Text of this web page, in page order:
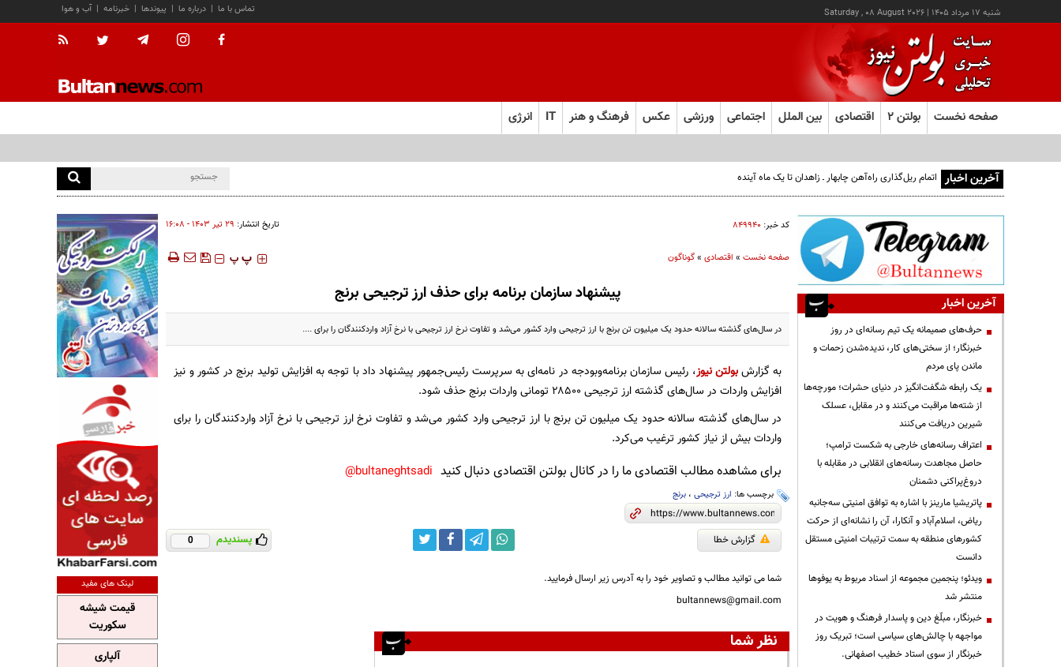
شنبه ۱۷ مرداد ۱۴۰۵ |
Saturday , 08 August 2026 آب و هوا | خبرنامه | پیوندها | درباره ما | تماس با ما
صفحه نخست بولتن ۲ اقتصادی بین الملل اجتماعی ورزشی عکس فرهنگ و هنر IT انرژی
آخرین اخبار اتمام ریل‌گذاری راه‌آهن چابهار ـ زاهدان تا یک ماه آینده
کد خبر: ۸۴۹۹۴۰ تاریخ انتشار: ۲۹ تير ۱۴۰۳ - ۱۶:۰۸
صفحه نخست» اقتصادی»گوناگون ‍‍‍ پ پ
پیشنهاد سازمان برنامه برای حذف ارز ترجیحی برنج
در سال‌های گذشته سالانه حدود یک میلیون تن برنج با ارز ترجیحی وارد کشور می‌شد و تفاوت نرخ ارز ترجیحی با نرخ آزاد واردکنندگان را برای ....
به گزارشبولتن نیوز، رئیس سازمان برنامه‌وبودجه در نامه‌ای به سرپرست رئیس‌جمهور پیشنهاد داد با توجه به افزایش تولید برنج در کشور و نیز
افزایش واردات در سال‌های گذشته ارز ترجیحی ۲۸۵۰۰ تومانی واردات برنج حذف شود.
در سال‌های گذشته سالانه حدود یک میلیون تن برنج با ارز ترجیحی وارد کشور می‌شد و تفاوت نرخ ارز ترجیحی با نرخ آزاد واردکنندگان را برای
واردات بیش از نیاز کشور ترغیب می‌کرد.
برای مشاهده مطالب اقتصادی ما را در کانال بولتن اقتصادی دنبال کنید bultaneghtsadi@
برچسب ها: ارز ترجیحی، برنج
گزارش خطا پسندیدم 0
شما می توانید مطالب و تصاویر خود را به آدرس زیر ارسال فرمایید.
bultannews@gmail.com
نظر شما
آخرین اخبار
حرف‌های صمیمانه یک تیم رسانه‌ای در روز
خبرنگار؛ از سختی‌های کار، ندیده‌شدن زحمات و
ماندن پای مردم
یک رابطه شگفت‌انگیز در دنیای حشرات؛ مورچه‌ها
از شته‌ها مراقبت می‌کنند و در مقابل، عسلک
شیرین دریافت می‌کنند
اعتراف رسانه‌های خارجی به شکست ترامپ؛
حاصل مجاهدت رسانه‌های انقلابی در مقابله با
دروغ‌پراکنی دشمنان
پاتریشیا مارینز با اشاره به توافق امنیتی سه‌جانبه
ریاض، اسلام‌آباد و آنکارا، آن را نشانه‌ای از حرکت
کشورهای منطقه به سمت ترتیبات امنیتی مستقل
دانست
ویدئو؛ پنجمین مجموعه از اسناد مربوط به یوفوها
منتشر شد
خبرنگار، مبلّغ دین و پاسدار فرهنگ و هویت در
مواجهه با چالش‌های سیاسی است؛ تبریک روز
خبرنگار از سوی استاد خطیب اصفهانی.
لینک های مفید
قیمت شیشه
سکوریت
آلپاری